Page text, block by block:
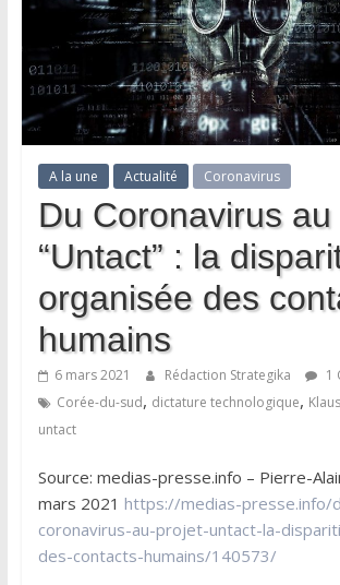
A la une Actualité Coronavirus
Du Coronavirus
“Untact” : la
organisée des
humains
6 mars 2021 Rédaction Strategika
1
Corée-du-sud, dictature technologique,
untact
Source: medias-presse.info – Pierre-
mars 2021 https://medias-presse.info/
coronavirus-au-projet-untact-la-
des-contacts-humains/140573/